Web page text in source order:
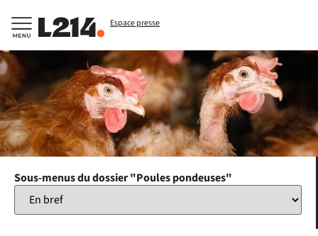
Espace presse
Sous-menus du dossier "Poules pondeuses"